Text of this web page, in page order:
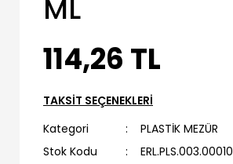
ML
114,26 TL
TAKSİT SEÇENEKLERİ
Kategori
PLASTİK MEZÜR
Stok Kodu
ERL.PLS.003.00010